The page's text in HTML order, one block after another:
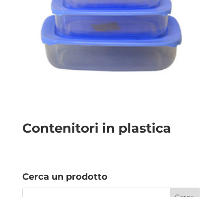
Contenitori in plastica
Cerca un prodotto